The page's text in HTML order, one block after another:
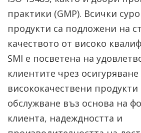
практики (GMP). Всички
продукти са подложени на
качеството от високо
SMI е посветена на
клиентите чрез осигуряване
висококачествени
обслужване въз основа на
клиента, надеждността и